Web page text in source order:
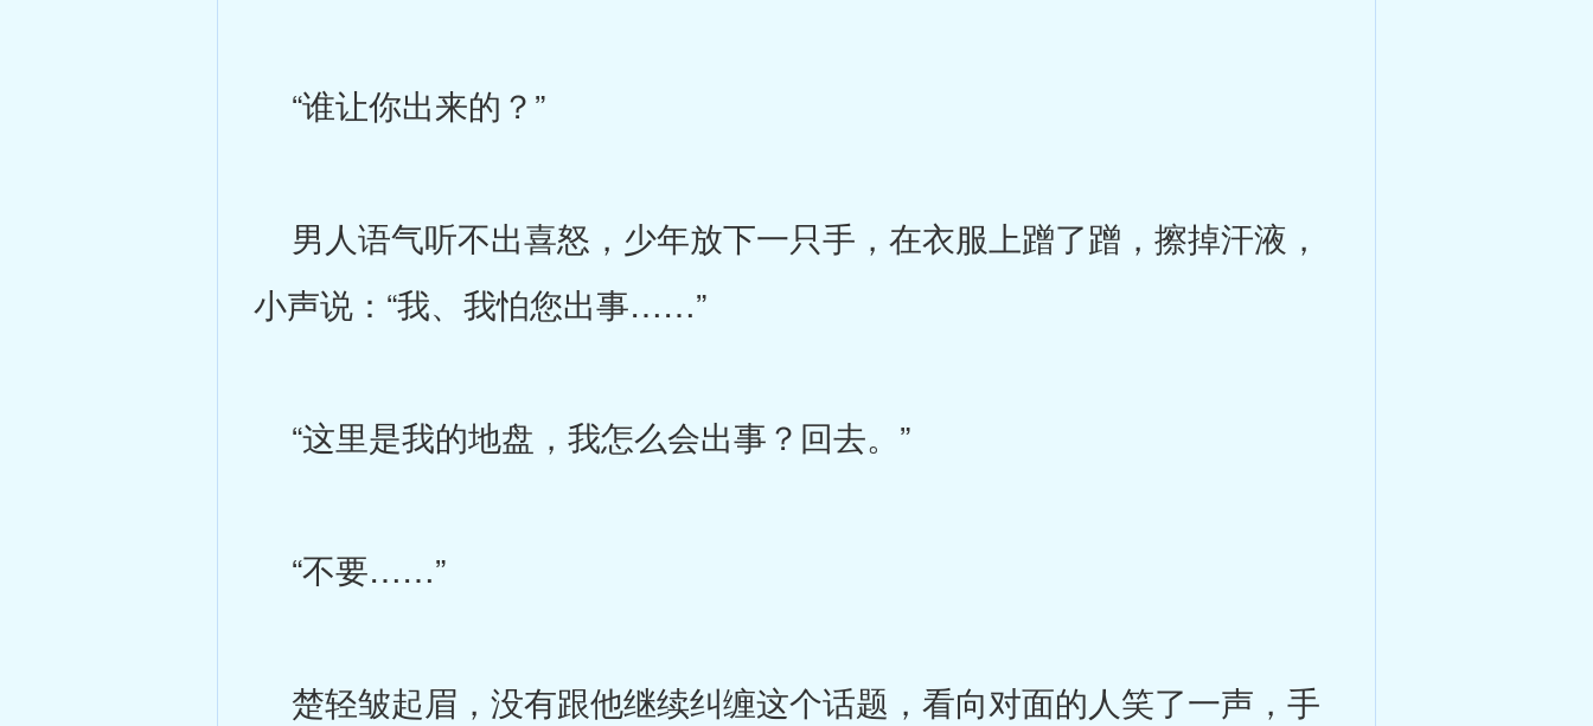
“谁让你出来的？”
男人语气听不出喜怒，少年放下一只手，在衣服上蹭了蹭，擦掉汗液，
小声说：“我、我怕您出事……”
“这里是我的地盘，我怎么会出事？回去。”
“不要……”
楚轻皱起眉，没有跟他继续纠缠这个话题，看向对面的人笑了一声，手